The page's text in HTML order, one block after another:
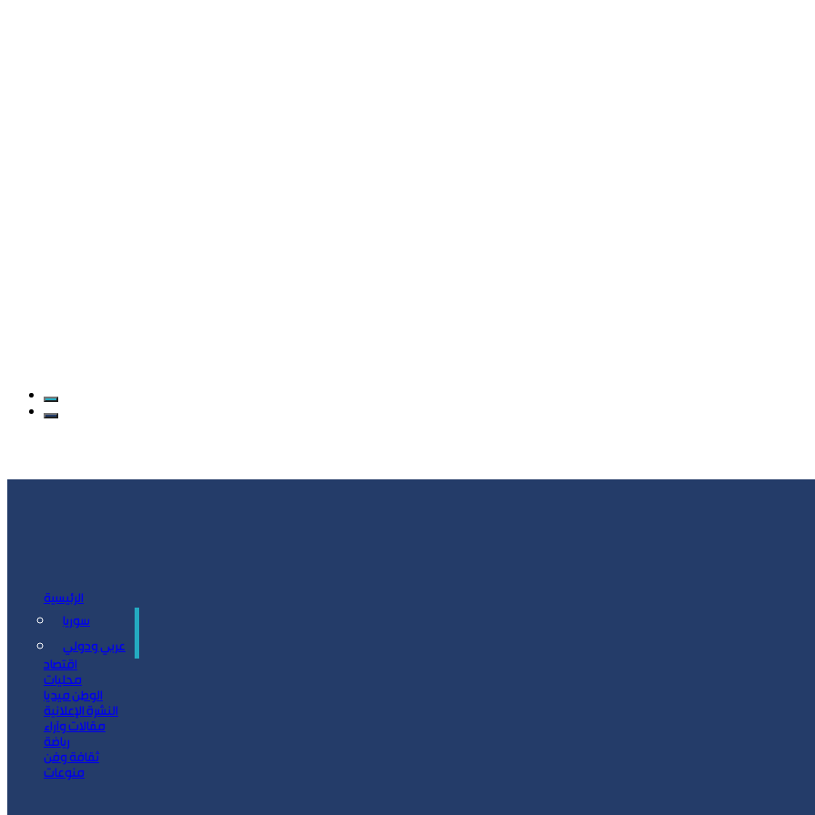
الرئيسية
سوريا
عربي ودولي
اقتصاد
محليات
الوطن ميديا
النشرة الإعلانية
مقالات وآراء
رياضة
ثقافة وفن
منوعات